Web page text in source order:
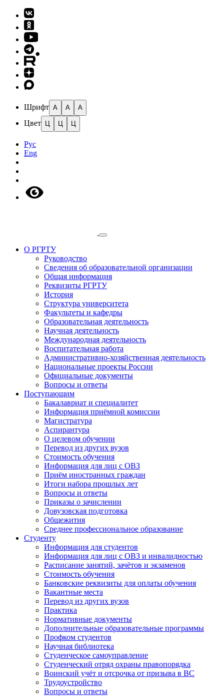
Шрифт A A A
Цвет Ц Ц Ц
Рус
Eng
О РГРТУ
Руководство
Сведения об образовательной организации
Общая информация
Реквизиты РГРТУ
История
Структура университета
Факультеты и кафедры
Образовательная деятельность
Научная деятельность
Международная деятельность
Воспитательная работа
Административно-хозяйственная деятельность
Национальные проекты России
Официальные документы
Вопросы и ответы
Поступающим
Бакалавриат и специалитет
Информация приёмной комиссии
Магистратура
Аспирантура
О целевом обучении
Перевод из других вузов
Стоимость обучения
Информация для лиц с ОВЗ
Приём иностранных граждан
Итоги набора прошлых лет
Вопросы и ответы
Приказы о зачислении
Довузовская подготовка
Общежития
Среднее профессиональное образование
Студенту
Информация для студентов
Информация для лиц с ОВЗ и инвалидностью
Расписание занятий, зачётов и экзаменов
Стоимость обучения
Банковские реквизиты для оплаты обучения
Вакантные места
Перевод из других вузов
Практика
Нормативные документы
Дополнительные образовательные программы
Профком студентов
Научная библиотека
Студенческое самоуправление
Студенческий отряд охраны правопорядка
Воинский учёт и отсрочка от призыва в ВС
Трудоустройство
Вопросы и ответы